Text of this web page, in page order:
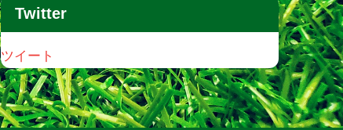
Twitter
ツイート